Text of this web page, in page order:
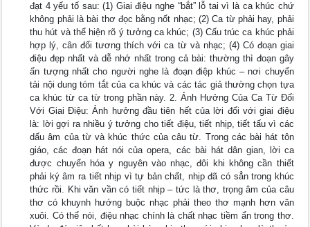
đạt 4 yếu tố sau: (1) Giai điệu nghe “bắt” lỗ tai vì là ca khúc chứ
không phải là bài thơ đọc bằng nốt nhạc; (2) Ca từ phải hay, phải
thu hút và thể hiện rõ ý tưởng ca khúc; (3) Cấu trúc ca khúc phải
hợp lý, cân đối tương thích với ca từ và nhạc; (4) Có đoạn giai
điệu đẹp nhất và dễ nhớ nhất trong cả bài: thường thì đoạn gây
ấn tượng nhất cho người nghe là đoạn điệp khúc – nơi chuyển
tải nội dung tóm tắt của ca khúc và các tác giả thường chọn tựa
ca khúc từ ca từ trong phần này. 2. Ảnh Hưởng Của Ca Từ Đối
Với Giai Điệu: Ảnh hưởng đầu tiên hết của lời đối với giai điệu
là: lời gợi ra nhiều ý tưởng cho tiết điệu, tiết nhịp, tiết tấu vì các
dấu âm của từ và khúc thức của câu từ. Trong các bài hát tôn
giáo, các đoạn hát nói của opera, các bài hát dân gian, lời ca
được chuyển hóa y nguyên vào nhạc, đôi khi không cần thiết
phải ký âm ra tiết nhịp vì tự bản chất, nhịp đã có sẳn trong khúc
thức rồi. Khi văn vần có tiết nhịp – tức là thơ, trọng âm của câu
thơ có khuynh hướng buộc nhạc phải theo thơ mạnh hơn văn
xuôi. Có thể nói, điệu nhạc chính là chất nhạc tiềm ẩn trong thơ.